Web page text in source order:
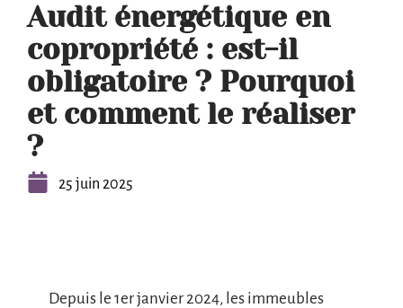
Audit énergétique en
copropriété : est-il
obligatoire ? Pourquoi
et comment le réaliser
?
25 juin 2025
Depuis le 1er janvier 2024, les immeubles